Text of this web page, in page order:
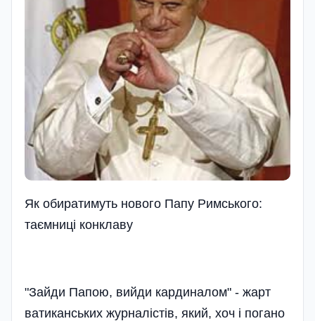
Як обиратимуть нового Папу Римського:
таємниці конклаву
"Зайди Папою, вийди кардиналом" - жарт
ватиканських журналістів, який, хоч і погано